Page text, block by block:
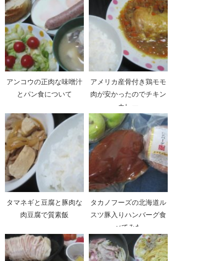
アンコウの正肉な味噌汁
とパン食について
アメリカ産骨付き鶏モモ
肉が安かったのでチキン
カレー
タマネギと豆腐と豚肉な
肉豆腐で質素飯
タカノフーズの北海道ル
スツ豚入りハンバーグ食
べてみた